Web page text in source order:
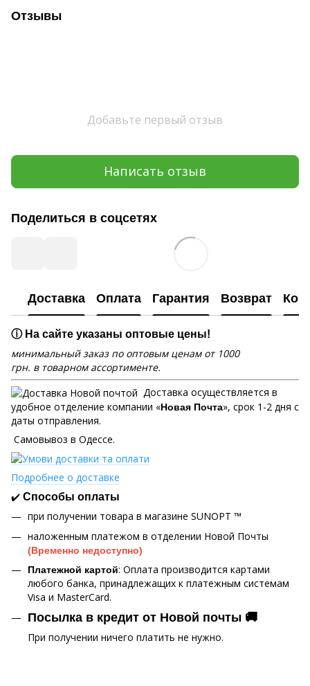
Отзывы
Добавьте первый отзыв
Написать отзыв
Поделиться в соцсетях
Доставка Оплата Гарантия Возврат
ⓘ На сайте указаны оптовые цены!
минимальный заказ по оптовым ценам от 1000
грн. в товарном ассортименте.
Доставка осуществляется в
удобное отделение компании «Новая Почта», срок 1-2 дня с
даты отправления.
Самовывоз в Одессе.
Подробнее о доставке
✔️ Способы оплаты
при получении товара в магазине SUNOPT ™
наложенным платежом в отделении Новой Почты
(Временно недоступно)
Платежной картой: Оплата производится картами
любого банка, принадлежащих к платежным системам
Visa и MasterCard.
Посылка в кредит от Новой почты 🚚
При получении ничего платить не нужно.